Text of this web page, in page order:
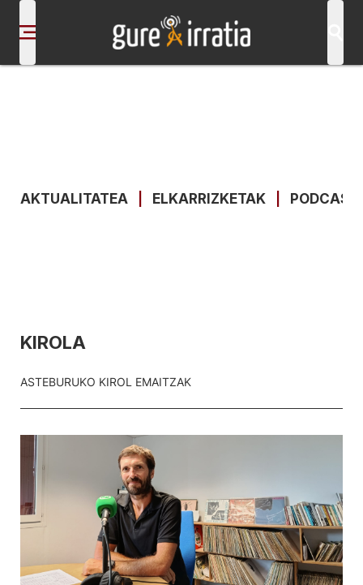
AKTUALITATEA ELKARRIZKETAK
KIROLA
ASTEBURUKO KIROL EMAITZAK